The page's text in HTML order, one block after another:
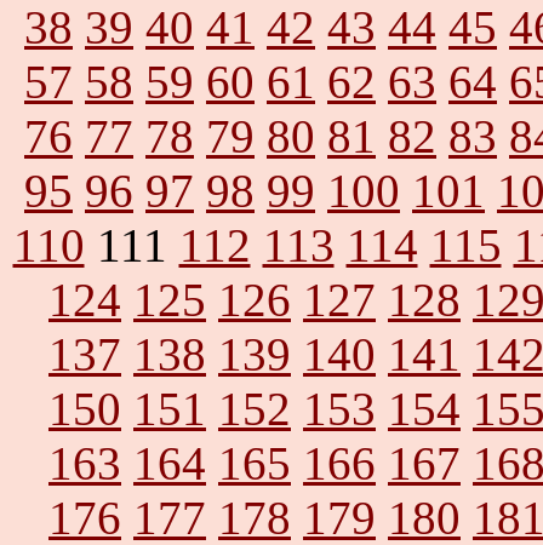
38 39 40 41 42 43 44 45
57 58 59 60 61 62 63 64
76 77 78 79 80 81 82 83
95 96 97 98 99 100 101
110 111 112 113 114 115
124 125 126 127 128
137 138 139 140 141
150 151 152 153 154
163 164 165 166 167
176 177 178 179 180